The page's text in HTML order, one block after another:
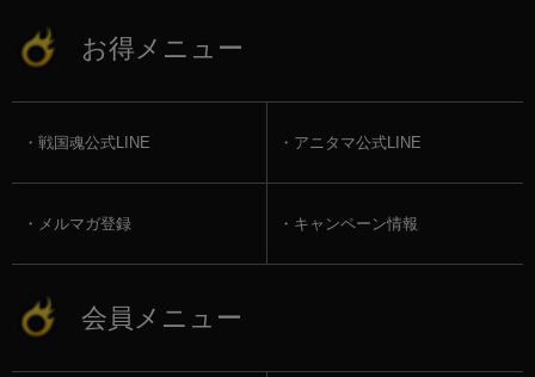
お得メニュー
戦国魂公式LINE アニタマ公式LINE
メルマガ登録 キャンペーン情報
会員メニュー